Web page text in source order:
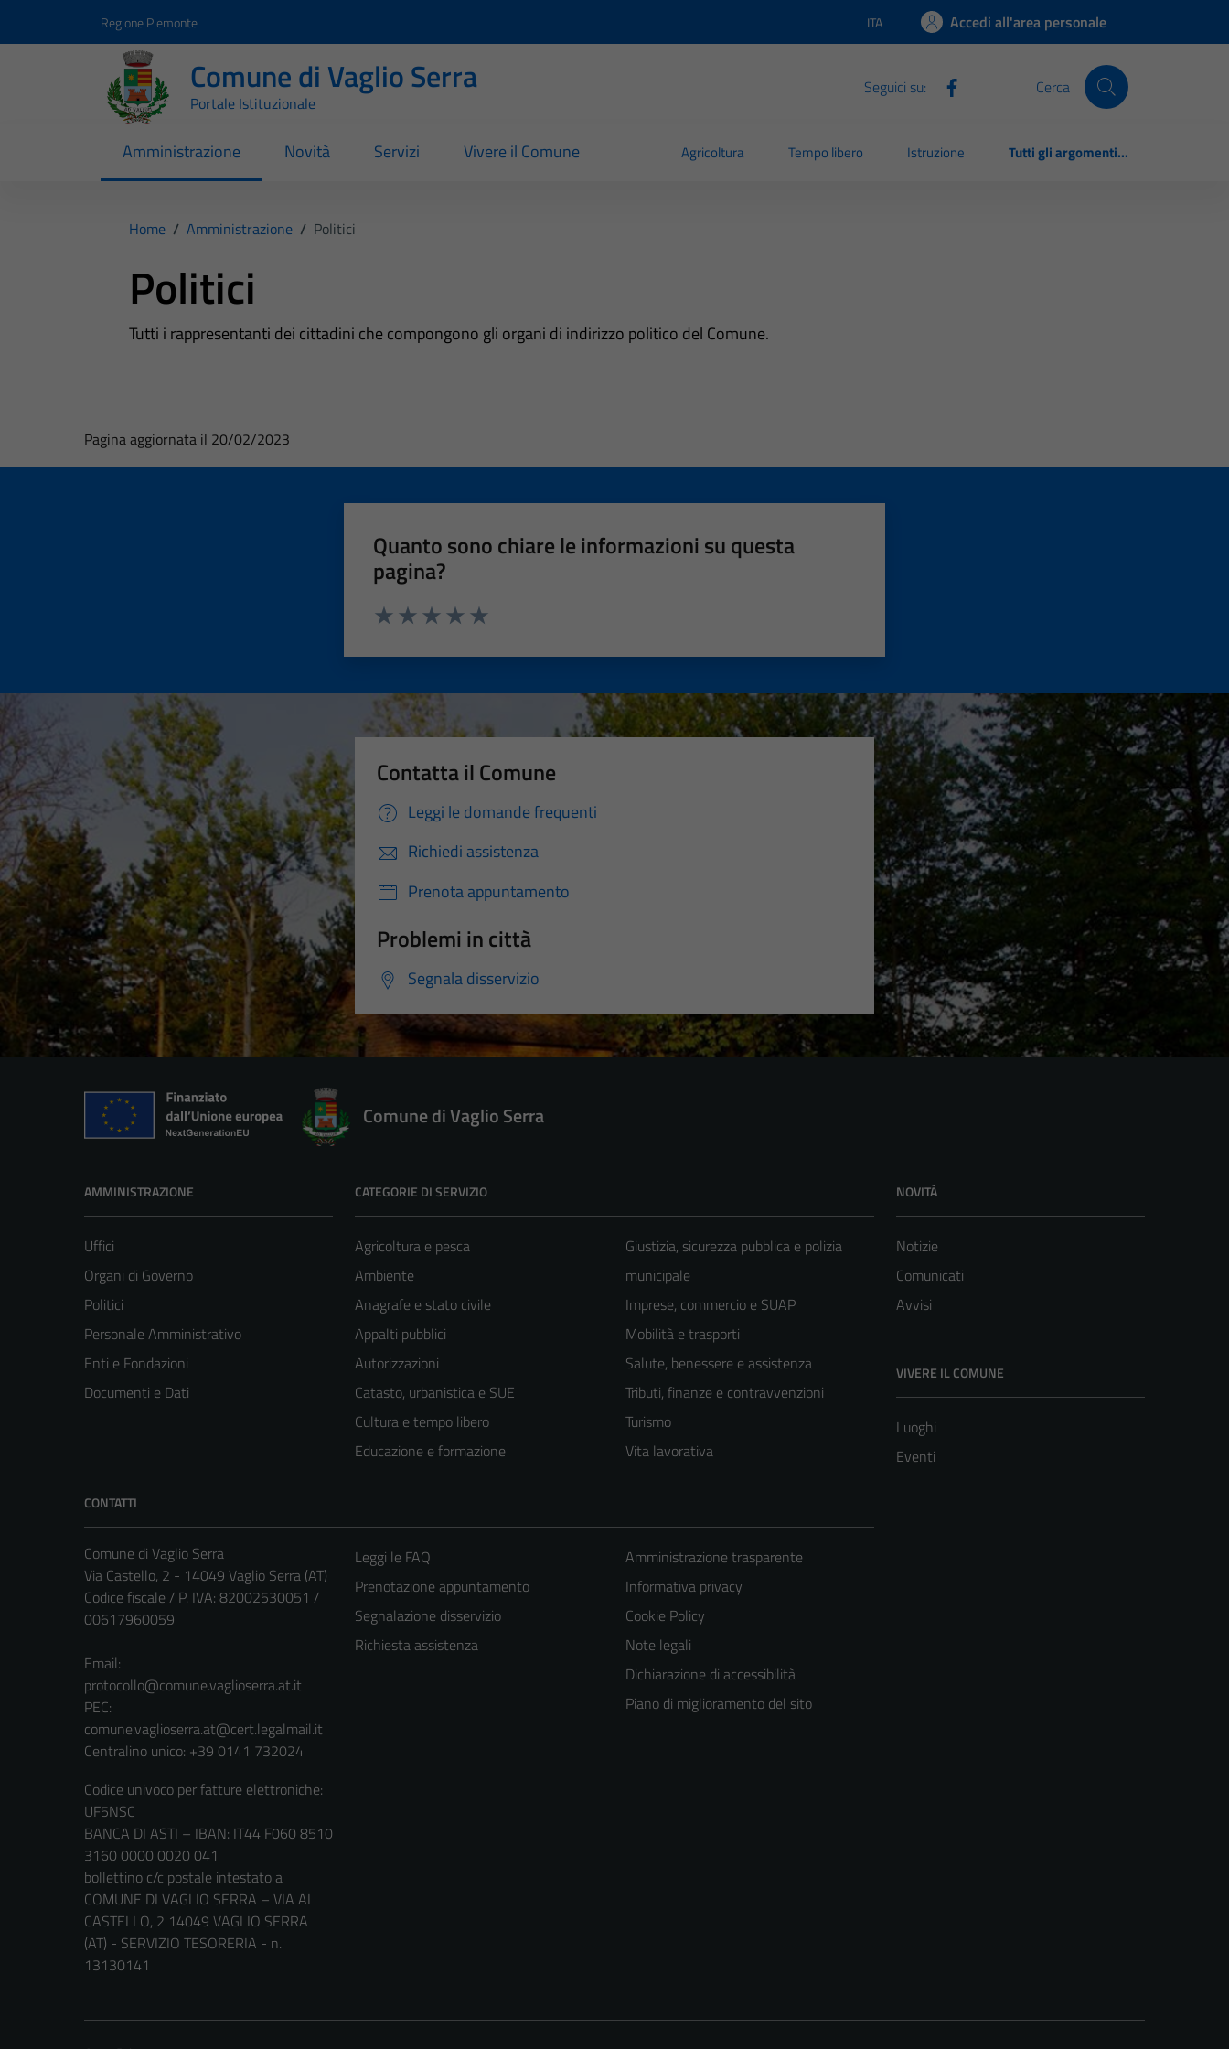
Regione Piemonte Lingua attiva:
ITA Accedi all'area personale
Comune di Vaglio Serra
Portale Istituzionale
Seguici su: Cerca
Amministrazione Novità Servizi Vivere il Comune Agricoltura Tempo libero Istruzione Tutti gli argomenti...
Home / Amministrazione / Politici
Politici
Tutti i rappresentanti dei cittadini che compongono gli organi di indirizzo politico del Comune.
Pagina aggiornata il 20/02/2023
Quanto sono chiare le informazioni su questa
pagina?
Contatta il Comune
Leggi le domande frequenti
Richiedi assistenza
Prenota appuntamento
Problemi in città
Segnala disservizio
Comune di Vaglio Serra
AMMINISTRAZIONE
Uffici
Organi di Governo
Politici
Personale Amministrativo
Enti e Fondazioni
Documenti e Dati
CATEGORIE DI SERVIZIO
Agricoltura e pesca
Ambiente
Anagrafe e stato civile
Appalti pubblici
Autorizzazioni
Catasto, urbanistica e SUE
Cultura e tempo libero
Educazione e formazione
Giustizia, sicurezza pubblica e polizia
municipale
Imprese, commercio e SUAP
Mobilità e trasporti
Salute, benessere e assistenza
Tributi, finanze e contravvenzioni
Turismo
Vita lavorativa
NOVITÀ
Notizie
Comunicati
Avvisi
VIVERE IL COMUNE
Luoghi
Eventi
CONTATTI
Comune di Vaglio Serra
Via Castello, 2 - 14049 Vaglio Serra (AT)
Codice fiscale / P. IVA: 82002530051 /
00617960059
Email:
protocollo@comune.vaglioserra.at.it
PEC:
comune.vaglioserra.at@cert.legalmail.it
Centralino unico: +39 0141 732024
Codice univoco per fatture elettroniche:
UF5NSC
BANCA DI ASTI – IBAN: IT44 F060 8510
3160 0000 0020 041
bollettino c/c postale intestato a
COMUNE DI VAGLIO SERRA – VIA AL
CASTELLO, 2 14049 VAGLIO SERRA
(AT) - SERVIZIO TESORERIA - n.
13130141
Leggi le FAQ
Prenotazione appuntamento
Segnalazione disservizio
Richiesta assistenza
Amministrazione trasparente
Informativa privacy
Cookie Policy
Note legali
Dichiarazione di accessibilità
Piano di miglioramento del sito